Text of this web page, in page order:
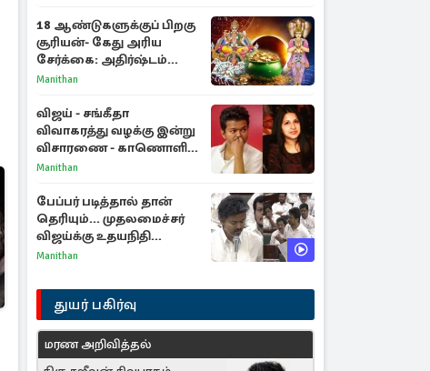
18 ஆண்டுகளுக்குப் பிறகு
சூரியன்- கேது அரிய
சேர்க்கை: அதிர்ஷ்டம்
பெறும் 3 ராசிகள்!
Manithan
விஜய் - சங்கீதா
விவாகரத்து வழக்கு இன்று
விசாரணை - காணொளி
மூலம் ஆஜராக வாய்ப்பு
Manithan
பேப்பர் படித்தால் தான்
தெரியும்... முதலமைச்சர்
விஜய்க்கு உதயநிதி
ஸ்டாலின் பதிலடி
Manithan
துயர் பகிர்வு
மரண அறிவித்தல்